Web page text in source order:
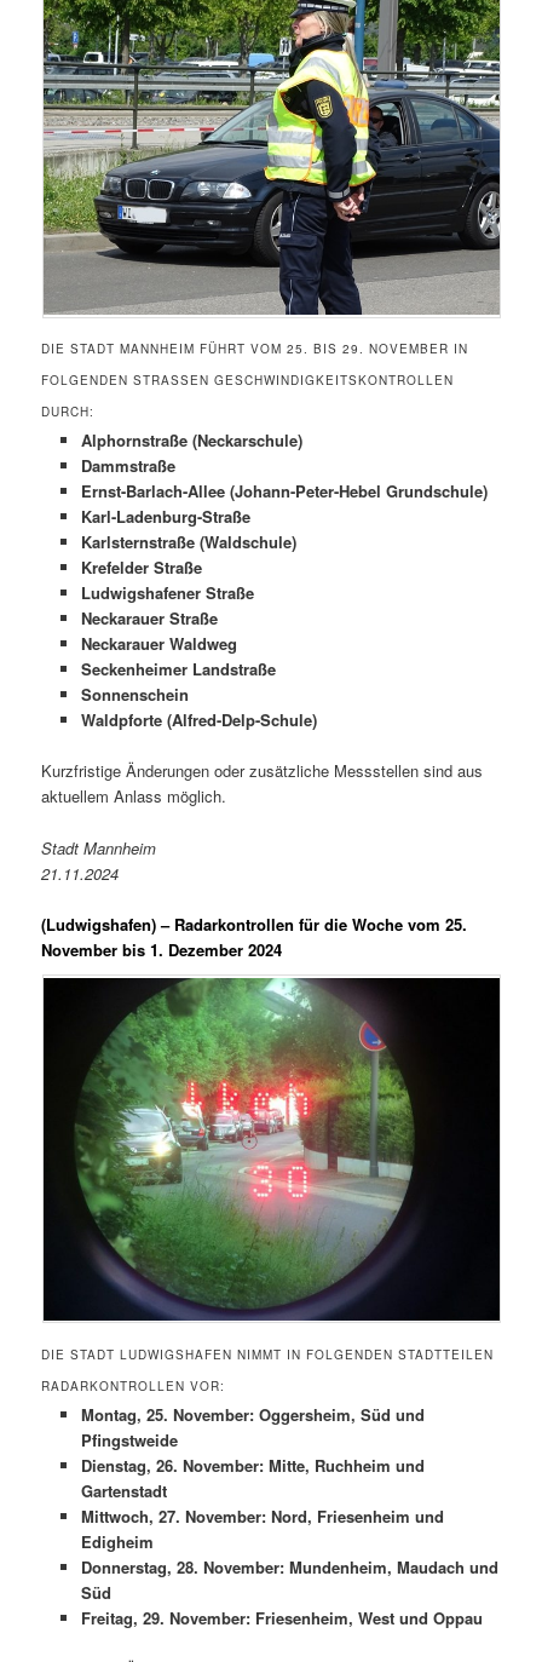
DIE STADT MANNHEIM FÜHRT VOM 25. BIS 29. NOVEMBER IN
FOLGENDEN STRASSEN GESCHWINDIGKEITSKONTROLLEN D
URCH:
Alphornstraße (Neckarschule)
Dammstraße
Ernst-Barlach-Allee (Johann-Peter-Hebel Grundschule)
Karl-Ladenburg-Straße
Karlsternstraße (Waldschule)
Krefelder Straße
Ludwigshafener Straße
Neckarauer Straße
Neckarauer Waldweg
Seckenheimer Landstraße
Sonnenschein
Waldpforte (Alfred-Delp-Schule)
Kurzfristige Änderungen oder zusätzliche Messstellen sind aus
aktuellem Anlass möglich.
Stadt Mannheim
21.11.2024
(Ludwigshafen) – Radarkontrollen für die Woche vom 25.
November bis 1. Dezember 2024
DIE STADT LUDWIGSHAFEN NIMMT IN FOLGENDEN STADTTEILEN
RADARKONTROLLEN VOR:
Montag, 25. November: Oggersheim, Süd und
Pfingstweide
Dienstag, 26. November: Mitte, Ruchheim und
Gartenstadt
Mittwoch, 27. November: Nord, Friesenheim und
Edigheim
Donnerstag, 28. November: Mundenheim, Maudach und
Süd
Freitag, 29. November: Friesenheim, West und Oppau